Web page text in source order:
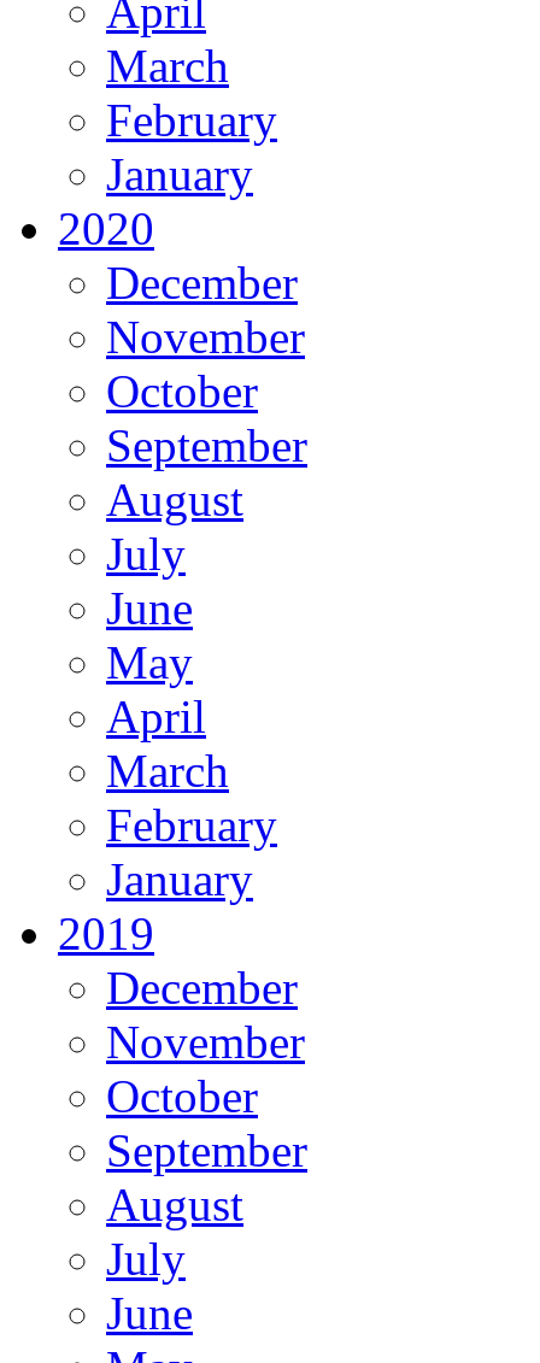
April
March
February
January
2020
December
November
October
September
August
July
June
May
April
March
February
January
2019
December
November
October
September
August
July
June